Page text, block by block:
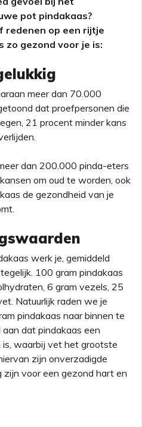
pot pindakaas?
redenen op een rijtje
zo gezond voor je is:
meer dan 70.000
dat proefpersonen die
21 procent minder kans
dan 200.000 pinda-eters
om oud te worden, ook
de gezondheid van je
werk je, gemiddeld
100 gram pindakaas
6 gram vezels, 25
Natuurlijk raden we je
pindakaas naar binnen te
dat pindakaas een
is, waarbij vet het grootste
zijn onverzadigde
zijn voor een gezond hart en